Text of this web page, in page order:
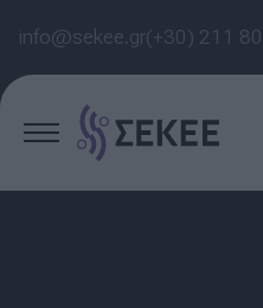
info@sekee.gr(+30) 211